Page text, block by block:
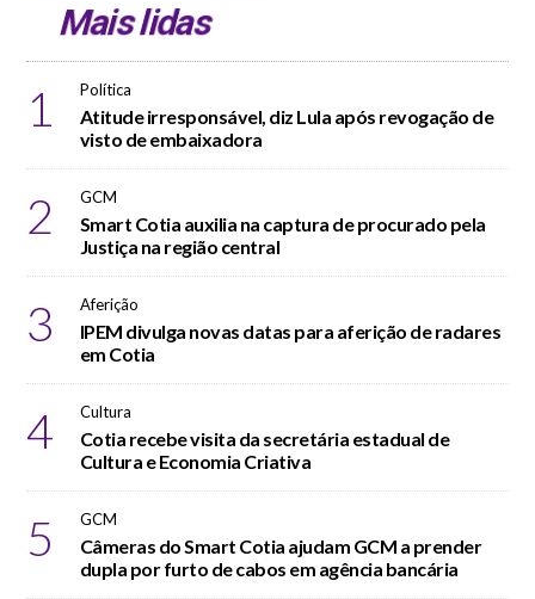
Mais lidas
1 Política
Atitude irresponsável, diz Lula após revogação de
visto de embaixadora
2 GCM
Smart Cotia auxilia na captura de procurado pela
Justiça na região central
3 Aferição
IPEM divulga novas datas para aferição de radares
em Cotia
4 Cultura
Cotia recebe visita da secretária estadual de
Cultura e Economia Criativa
5 GCM
Câmeras do Smart Cotia ajudam GCM a prender
dupla por furto de cabos em agência bancária